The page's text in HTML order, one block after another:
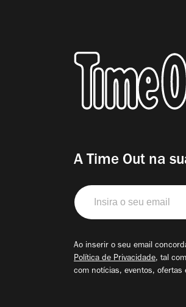
A Time Out na
Insira
o
seu
Ao inserir o seu email
Política de Privacidade, tal
com notícias, eventos, ofertas